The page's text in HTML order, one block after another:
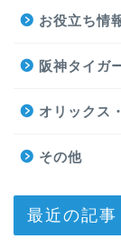
お役立ち情
阪神タイガ
オリックス
その他
最近の記事